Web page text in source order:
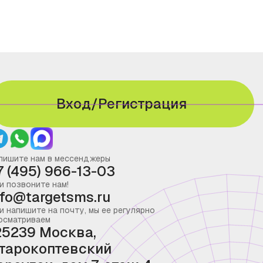
Вход/Регистрация
нам в мессенджеры
(495) 966-13-03
позвоните нам!
напишите на почту, мы ее регулярно
Москва,